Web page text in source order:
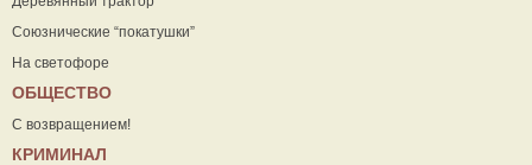
Союзнические “покатушки”
На светофоре
ОБЩЕСТВО
С возвращением!
КРИМИНАЛ